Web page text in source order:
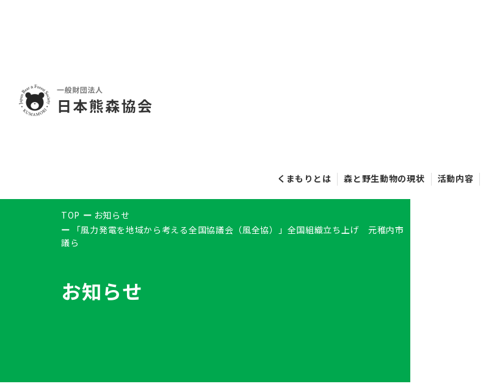
くまもりとは 森と野生動物の現状 活動内容
TOP
お知らせ
「風力発電を地域から考える全国協議会（風全協）」全国組織立ち上げ 元稚内市
議ら
お知らせ